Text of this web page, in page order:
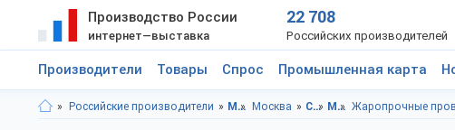
Производство России
интернет—выставка
22 708
Российских производителей
Производители Товары Спрос Промышленная карта
Российские производители Московская область Москва Сырье, полезные ископаемые Металлы, сплавы Жаропрочные